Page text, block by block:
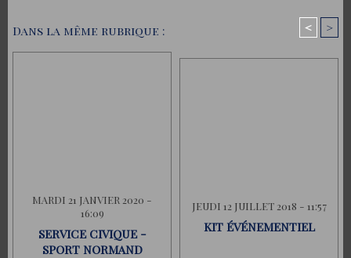
Dans la même rubrique : < >
MARDI 21 JANVIER 2020 -
16:09
SERVICE CIVIQUE -
SPORT NORMAND
JEUDI 12 JUILLET 2018 - 11:57
KIT ÉVÉNEMENTIEL